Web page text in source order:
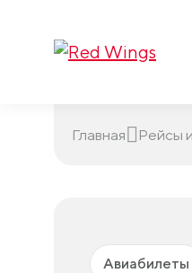
Главная Рейсы
Авиабилеты